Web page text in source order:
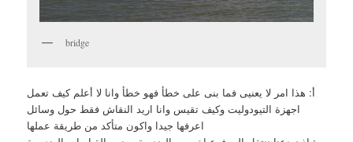
bridge
أ: هذا امر لا يعنيى فما بنى على خطأ فهو خطأ وانا لا أعلم كيف تعمل
اجهزة التيودوليت وكيف تقيس وانا اريد النقاش فقط حول وسائل
اعرفها جيدا واكون متأكد من طريقة عملها